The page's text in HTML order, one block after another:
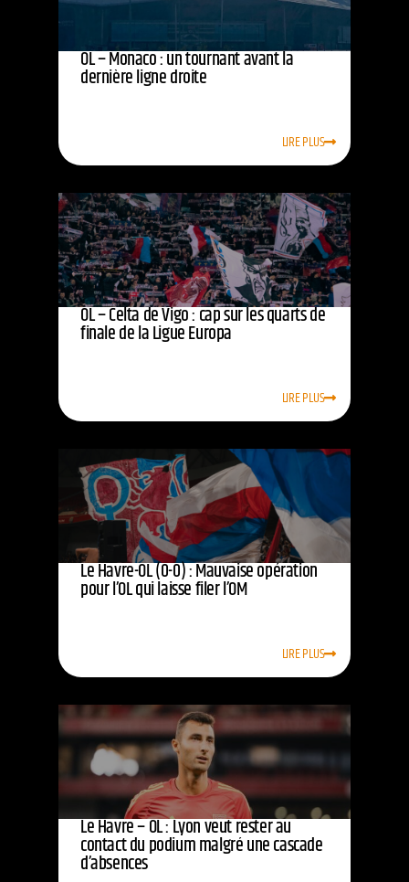
OL – Monaco : un tournant avant la
dernière ligne droite
LIRE PLUS
OL – Celta de Vigo : cap sur les quarts de
finale de la Ligue Europa
LIRE PLUS
Le Havre-OL (0-0) : Mauvaise opération
pour l’OL qui laisse filer l’OM
LIRE PLUS
Le Havre – OL : Lyon veut rester au
contact du podium malgré une cascade
d’absences